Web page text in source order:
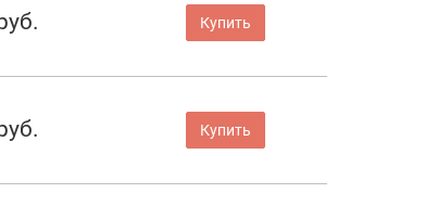
Купить
Купить